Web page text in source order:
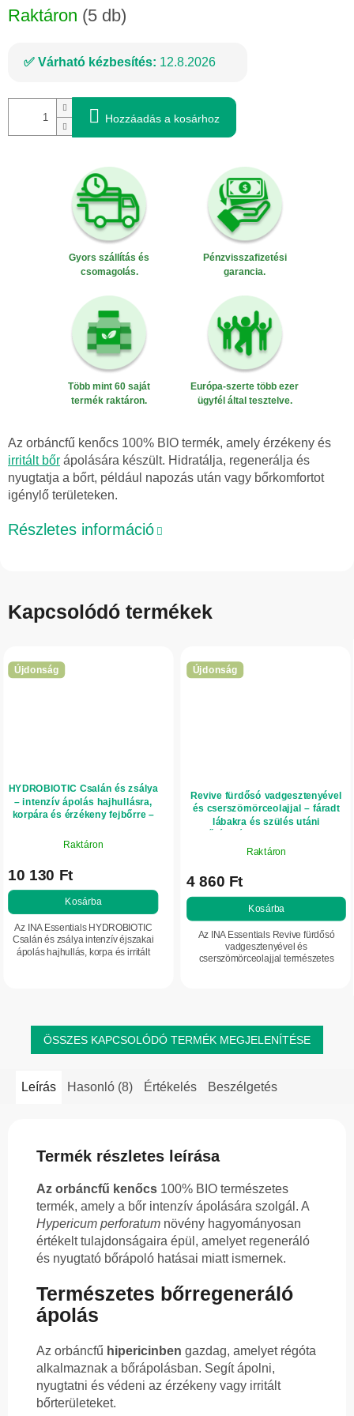
Raktáron (5 db)
Várható kézbesítés: 12.8.2026
Hozzáadás a kosárhoz
Gyors szállítás és
csomagolás.
Pénzvisszafizetési
garancia.
Több mint 60 saját
termék raktáron.
Európa-szerte több ezer
ügyfél által tesztelve.
Az orbáncfű kenőcs 100% BIO termék, amely érzékeny és
irritált bőr ápolására készült. Hidratálja, regenerálja és
nyugtatja a bőrt, például napozás után vagy bőrkomfortot
igénylő területeken.
Részletes információ
Kapcsolódó termékek
Újdonság
HYDROBIOTIC Csalán és zsálya
– intenzív ápolás hajhullásra,
korpára és érzékeny fejbőrre –
Raktáron
10 130 Ft
Kosárba
Az INA Essentials HYDROBIOTIC
Csalán és zsálya intenzív éjszakai
ápolás hajhullás, korpa és irritált
Újdonság
Revive fürdősó vadgesztenyével
és cserszömörceolajjal – fáradt
lábakra és szülés utáni
bőrápoláshoz – 330 g – INA
Essentials
Raktáron
4 860 Ft
Kosárba
Az INA Essentials Revive fürdősó
vadgesztenyével és
cserszömörceolajjal természetes
ÖSSZES KAPCSOLÓDÓ TERMÉK MEGJELENÍTÉSE
Leírás Hasonló (8) Értékelés Beszélgetés
Termék részletes leírása
Az orbáncfű kenőcs 100% BIO természetes
termék, amely a bőr intenzív ápolására szolgál. A
Hypericum perforatum növény hagyományosan
értékelt tulajdonságaira épül, amelyet regeneráló
és nyugtató bőrápoló hatásai miatt ismernek.
Természetes bőrregeneráló
ápolás
Az orbáncfű hipericinben gazdag, amelyet régóta
alkalmaznak a bőrápolásban. Segít ápolni,
nyugtatni és védeni az érzékeny vagy irritált
bőrterületeket.